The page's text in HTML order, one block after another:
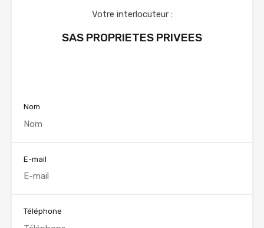
Votre interlocuteur :
SAS PROPRIETES PRIVEES
Nom
E-mail
Téléphone